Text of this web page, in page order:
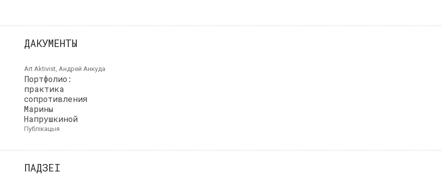
ДАКУМЕНТЫ
Art Aktivist, Андрей Анкуда
Портфолио:
практикa
сопротивления
Марины
Напрушкиной
публікацыя
ПАДЗЕІ